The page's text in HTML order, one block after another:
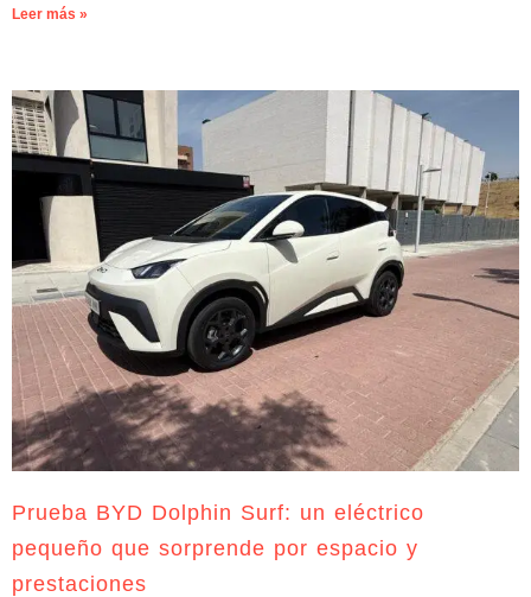
Leer más »
Prueba BYD Dolphin Surf: un eléctrico
pequeño que sorprende por espacio y
prestaciones